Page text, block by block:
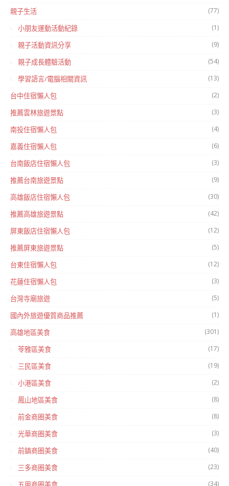
親子生活 (77)
小朋友運動活動紀錄 (1)
親子活動資訊分享 (9)
親子成長體驗活動 (54)
學習語言/電腦相關資訊 (13)
台中住宿懶人包 (2)
推薦雲林旅遊景點 (3)
南投住宿懶人包 (4)
嘉義住宿懶人包 (6)
台南飯店住宿懶人包 (3)
推薦台南旅遊景點 (9)
高雄飯店住宿懶人包 (30)
推薦高雄旅遊景點 (42)
屏東飯店住宿懶人包 (12)
推薦屏東旅遊景點 (5)
台東住宿懶人包 (12)
花蓮住宿懶人包 (3)
台灣寺廟旅遊 (5)
國內外旅遊優質商品推薦 (1)
高雄地區美食 (301)
苓雅區美食 (17)
三民區美食 (19)
小港區美食 (2)
鳳山地區美食 (8)
前金商圈美食 (8)
光華商圈美食 (3)
前鎮商圈美食 (40)
三多商圈美食 (23)
(34)